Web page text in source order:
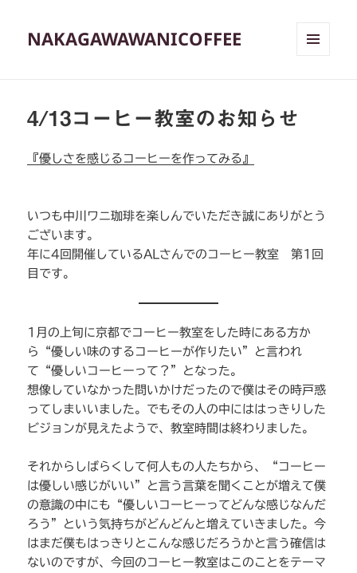
NAKAGAWAWANICOFFEE
4/13コーヒー教室のお知らせ
『優しさを感じるコーヒーを作ってみる』
いつも中川ワニ珈琲を楽しんでいただき誠にありがとう
ございます。
年に4回開催しているALさんでのコーヒー教室 第1回
目です。
1月の上旬に京都でコーヒー教室をした時にある方か
ら“優しい味のするコーヒーが作りたい”と言われ
て“優しいコーヒーって？”となった。
想像していなかった問いかけだったので僕はその時戸惑
ってしまいいました。でもその人の中にははっきりした
ビジョンが見えたようで、教室時間は終わりました。
それからしばらくして何人もの人たちから、“コーヒー
は優しい感じがいい”と言う言葉を聞くことが増えて僕
の意識の中にも“優しいコーヒーってどんな感じなんだ
ろう”という気持ちがどんどんと増えていきました。今
はまだ僕もはっきりとこんな感じだろうかと言う確信は
ないのですが、今回のコーヒー教室はこのことをテーマ